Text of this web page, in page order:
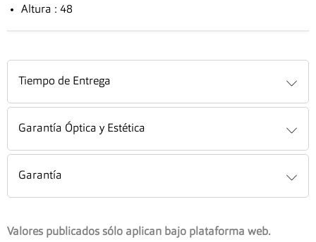
Altura : 48
Tiempo de Entrega
Garantía Óptica y Estética
Garantía
Valores publicados sólo aplican bajo plataforma web.